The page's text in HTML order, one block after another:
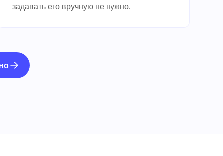
задавать его вручную не нужно.